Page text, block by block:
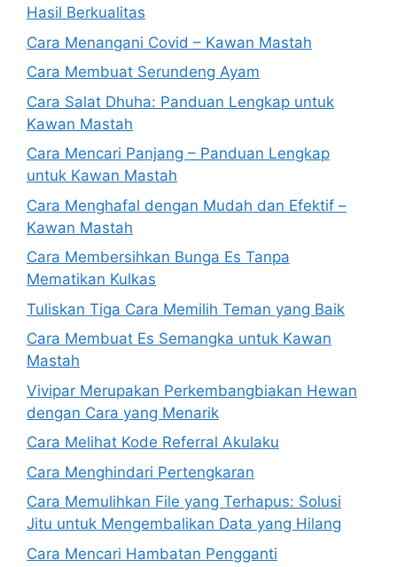
Hasil Berkualitas
Cara Menangani Covid – Kawan Mastah
Cara Membuat Serundeng Ayam
Cara Salat Dhuha: Panduan Lengkap untuk
Kawan Mastah
Cara Mencari Panjang – Panduan Lengkap
untuk Kawan Mastah
Cara Menghafal dengan Mudah dan Efektif –
Kawan Mastah
Cara Membersihkan Bunga Es Tanpa
Mematikan Kulkas
Tuliskan Tiga Cara Memilih Teman yang Baik
Cara Membuat Es Semangka untuk Kawan
Mastah
Vivipar Merupakan Perkembangbiakan Hewan
dengan Cara yang Menarik
Cara Melihat Kode Referral Akulaku
Cara Menghindari Pertengkaran
Cara Memulihkan File yang Terhapus: Solusi
Jitu untuk Mengembalikan Data yang Hilang
Cara Mencari Hambatan Pengganti